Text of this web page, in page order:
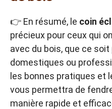
👉 En résumé, le coin
précieux pour ceux qui
avec du bois, que ce
domestiques ou
les bonnes pratiques et
vous permettra de
manière rapide et